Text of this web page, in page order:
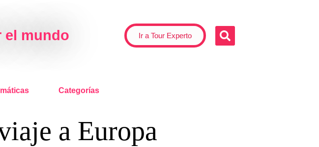
el mundo Ir a Tour Experto
Categorías
a Europa